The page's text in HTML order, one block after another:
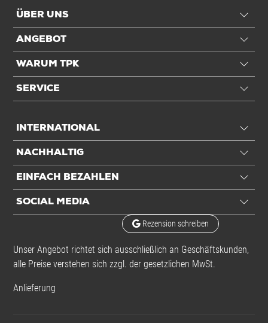
ÜBER UNS
ANGEBOT
WARUM TPK
SERVICE
INTERNATIONAL
NACHHALTIG
EINFACH BEZAHLEN
SOCIAL MEDIA
Rezension schreiben
Unser Angebot richtet sich ausschließlich an Geschäftskunden,
alle Preise verstehen sich zzgl. der gesetzlichen MwSt.
Anlieferung